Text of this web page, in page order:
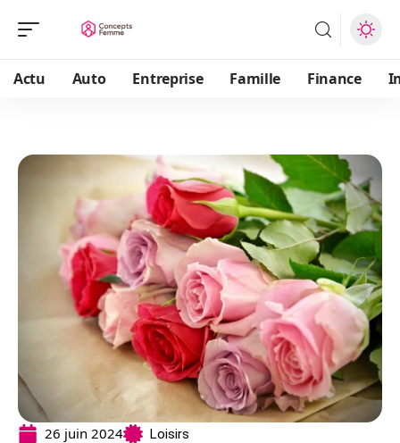
Actu Auto Entreprise Famille Finance
26 juin 2024 Loisirs